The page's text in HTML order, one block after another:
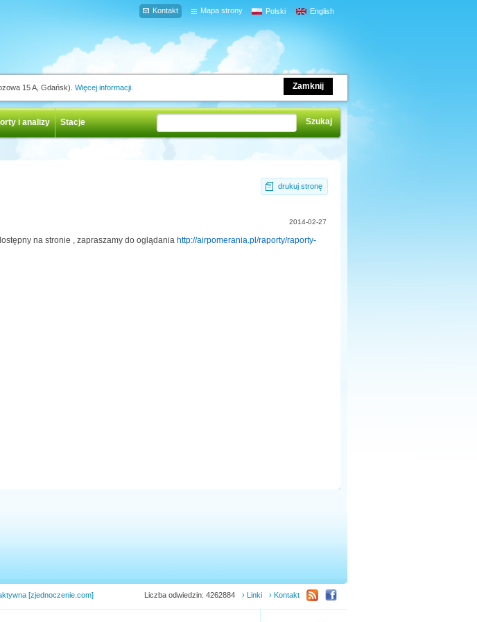
Zamknij
15 A, Gdańsk). Więcej informacji.
Mapa strony
Kontakt Polski English
i analizy Stacje
drukuj stronę
2014-02-27
na stronie , zapraszamy do oglądania http://airpomerania.pl/raporty/raporty-
[zjednoczenie.com] › Kontakt
› Linki
Liczba odwiedzin: 4262884